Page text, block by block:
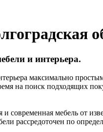
и интерьера.
максимально
на поиск подходящих
и современная мебель от
рассредоточен по